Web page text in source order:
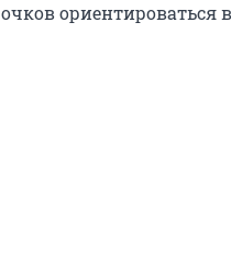
очков ориентироваться